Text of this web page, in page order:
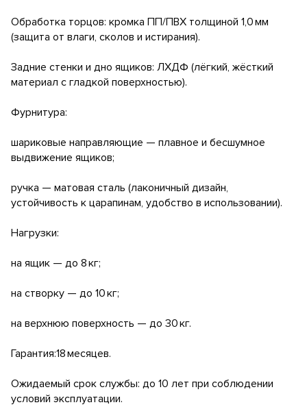
Обработка торцов: кромка ПП/ПВХ толщиной 1,0 мм
(защита от влаги, сколов и истирания).
Задние стенки и дно ящиков: ЛХДФ (лёгкий, жёсткий
материал с гладкой поверхностью).
Фурнитура:
шариковые направляющие — плавное и бесшумное
выдвижение ящиков;
ручка — матовая сталь (лаконичный дизайн,
устойчивость к царапинам, удобство в использовании).
Нагрузки:
на ящик — до 8 кг;
на створку — до 10 кг;
на верхнюю поверхность — до 30 кг.
Гарантия:18 месяцев.
Ожидаемый срок службы: до 10 лет при соблюдении
условий эксплуатации.